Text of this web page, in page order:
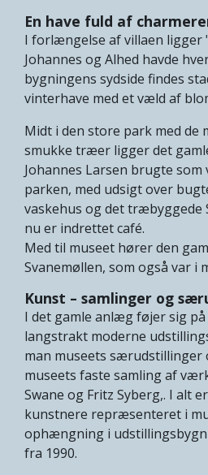
En have fuld af
I forlængelse af villaen
Johannes og Alhed havde
bygningens sydside findes
vinterhave med et væld af
Midt i den store park med de
smukke træer ligger det
Johannes Larsen brugte
parken, med udsigt over
vaskehus og det træbyggede
nu er indrettet café.
Med til museet hører den
Svanemøllen, som også var i
Kunst – samlinger og
I det gamle anlæg føjer sig på
langstrakt moderne
man museets særudstillinger
museets faste samling af
Swane og Fritz Syberg,. I alt
kunstnere repræsenteret i
ophængning i
fra 1990.